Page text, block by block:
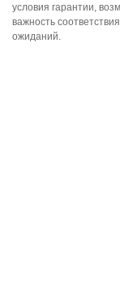
условия гарантии,
важность
ожиданий.